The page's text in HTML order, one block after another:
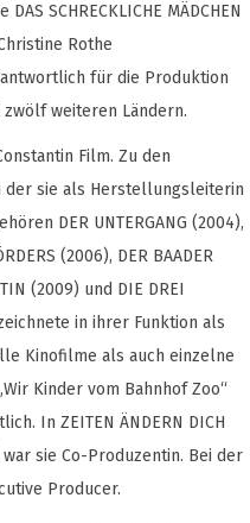
SCHRECKLICHE MÄDCHEN
Rothe
für die Produktion
weiteren Ländern.
Film. Zu den
sie als Herstellungsleiterin
DER UNTERGANG (2004),
(2006), DER BAADER
(2009) und DIE DREI
in ihrer Funktion als
Kinofilme als auch einzelne
Kinder vom Bahnhof Zoo“
In ZEITEN ÄNDERN DICH
war sie Co-Produzentin. Bei der
Producer.